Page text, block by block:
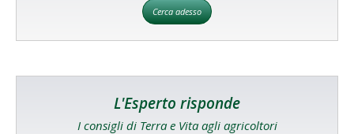
Cerca adesso
L'Esperto risponde
I consigli di Terra e Vita agli agricoltori